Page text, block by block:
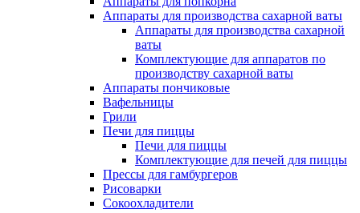
Аппараты для производства сахарной ваты
Аппараты для производства сахарной
ваты
Комплектующие для аппаратов по
производству сахарной ваты
Аппараты пончиковые
Вафельницы
Грили
Печи для пиццы
Печи для пиццы
Комплектующие для печей для пиццы
Прессы для гамбургеров
Рисоварки
Сокоохладители